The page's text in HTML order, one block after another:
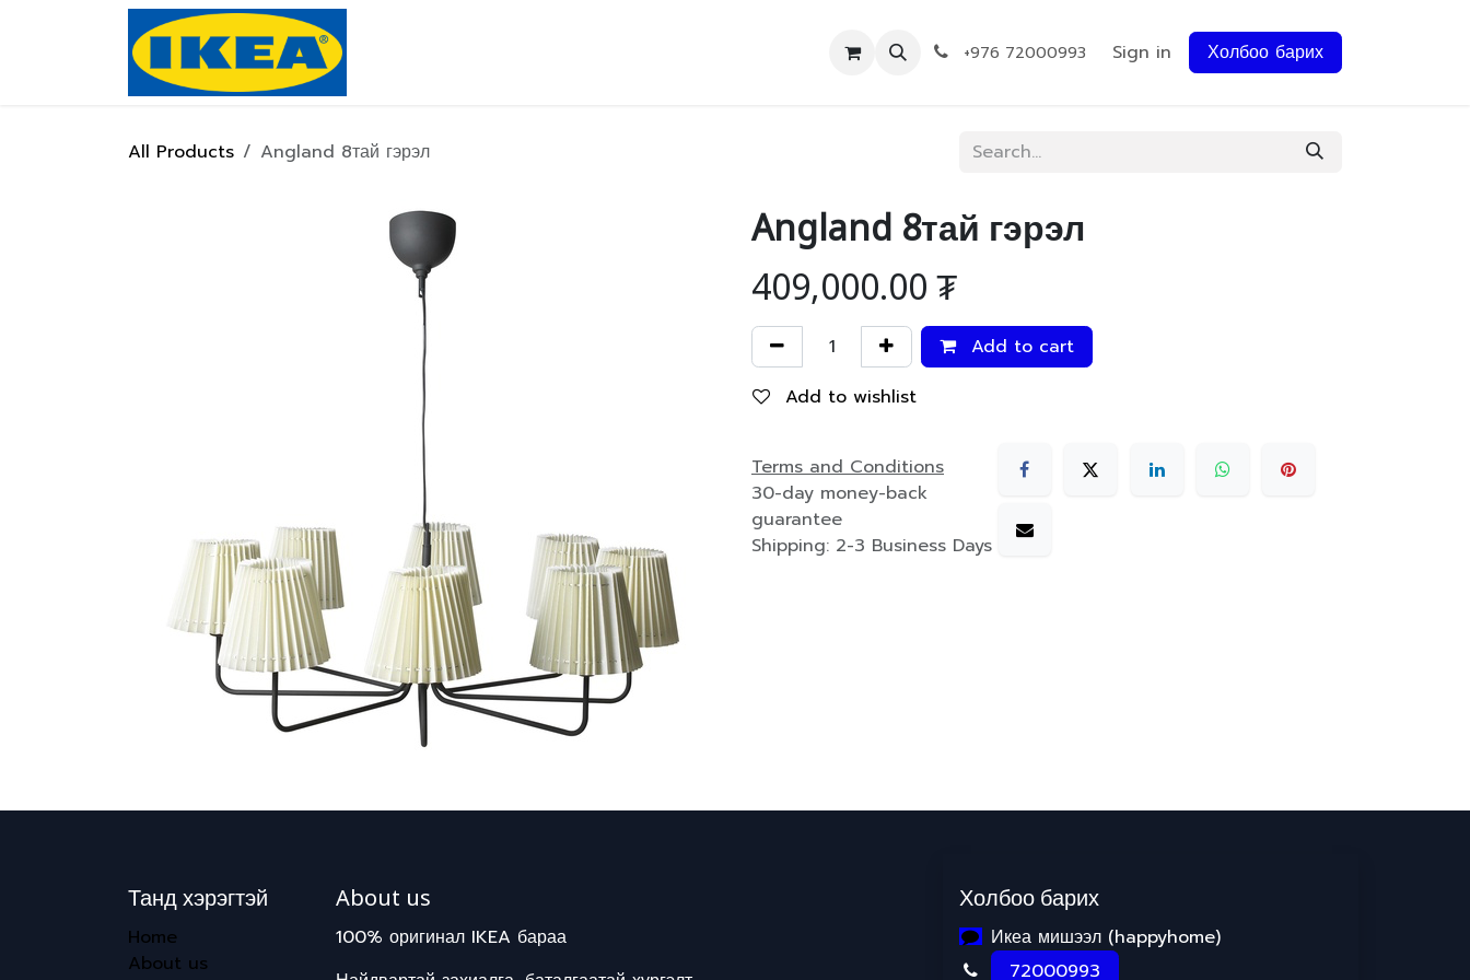
Skip to Content
+976 72000993 Sign in Холбоо барих
All Products Angland 8тай гэрэл
Angland 8тай гэрэл
409,000.00₮
Add to cart
Add to wishlist
Terms and Conditions
30-day money-back
guarantee
Shipping: 2-3 Business Days
Танд хэрэгтэй
Home
About us
About us
100% оригинал IKEA бараа
Холбоо барих
Икеа мишээл (happyhome)
72000993